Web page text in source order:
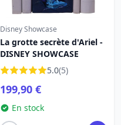
Disney Showcase
La grotte secrète d'Ariel -
DISNEY SHOWCASE
5.0(5)
199,90 €
En stock